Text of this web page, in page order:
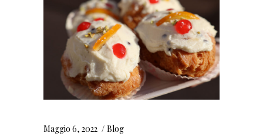
Maggio 6, 2022 Blog